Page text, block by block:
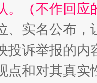
。（不作回应
、实名公布
投诉举报的
点和对其真实